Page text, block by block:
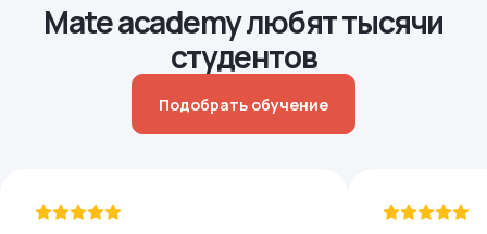
Mate academy любят тысячи
студентов
Подобрать обучение